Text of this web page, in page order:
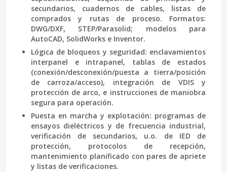
secundarios, cuadernos de cables, listas de
comprados y rutas de proceso. Formatos:
DWG/DXF, STEP/Parasolid; modelos para
AutoCAD, SolidWorks e Inventor.
Lógica de bloqueos y seguridad: enclavamientos
interpanel e intrapanel, tablas de estados
(conexión/desconexión/puesta a tierra/posición
de carroza/acceso), integración de VDISy
protección de arco, e instrucciones de maniobra
segura para operación.
Puesta en marcha y explotación: programas de
ensayos dieléctricos y de frecuencia industrial,
verificación de secundarios, u.o. de IED de
protección, protocolos de recepción,
mantenimiento planificado con pares de apriete
y listas de verificaciones.